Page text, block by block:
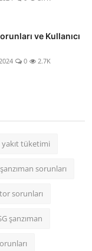
ve Kullanıcı
0 2.7K
yakıt tüketimi
şanzıman sorunları
sorunları
şanzıman